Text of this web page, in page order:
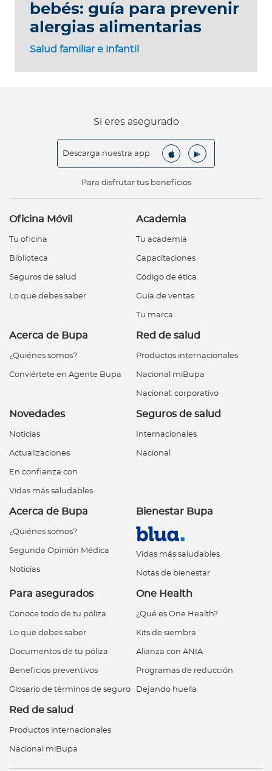
Salud familiar e infantil
bebés: guía para prevenir
alergias alimentarias
Si eres asegurado
Descarga nuestra app
Para disfrutar tus beneficios
Oficina Móvil
Tu oficina
Biblioteca
Seguros de salud
Lo que debes saber
Academia
Tu academia
Capacitaciones
Código de ética
Guía de ventas
Tu marca
Acerca de Bupa
¿Quiénes somos?
Conviértete en Agente Bupa
Red de salud
Productos internacionales
Nacional miBupa
Nacional: corporativo
Novedades
Noticias
Actualizaciones
En confianza con
Vidas más saludables
Seguros de salud
Internacionales
Nacional
Acerca de Bupa
¿Quiénes somos?
Segunda Opinión Médica
Noticias
Bienestar Bupa
Vidas más saludables
Notas de bienestar
Para asegurados
Conoce todo de tu póliza
Lo que debes saber
Documentos de tu póliza
Beneficios preventivos
Glosario de términos de seguro
One Health
¿Qué es One Health?
Kits de siembra
Alianza con ANIA
Programas de reducción
Dejando huella
Red de salud
Productos internacionales
Nacional miBupa